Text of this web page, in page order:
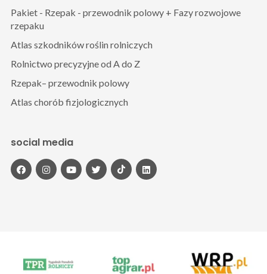
Pakiet - Rzepak - przewodnik polowy + Fazy rozwojowe
rzepaku
Atlas szkodników roślin rolniczych
Rolnictwo precyzyjne od A do Z
Rzepak– przewodnik polowy
Atlas chorób fizjologicznych
social media